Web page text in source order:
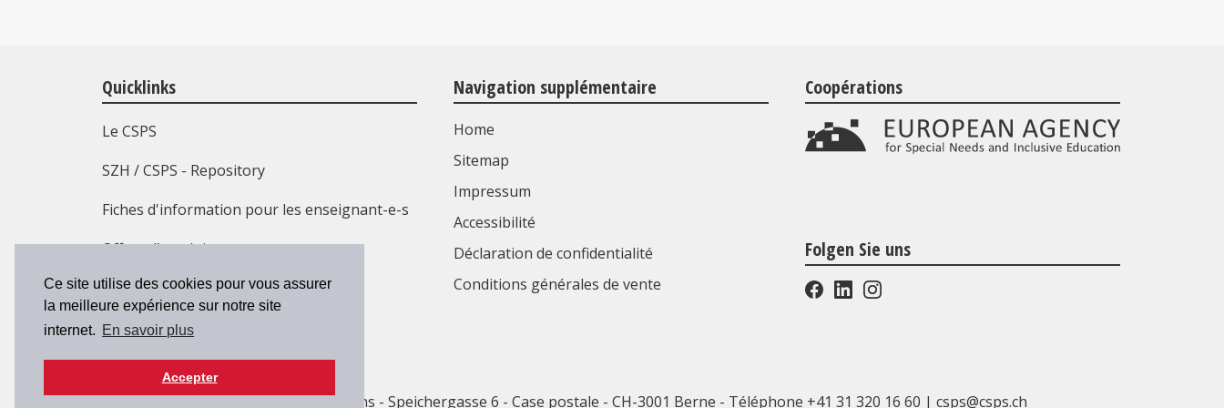
Ce site utilise des cookies pour vous assurer
la meilleure expérience sur notre site
internet. En savoir plus
Accepter
Quicklinks
Le CSPS
SZH / CSPS - Repository
Fiches d'information pour les enseignant-e-s
Offres d’emploi
Formation continue
Contact
Navigation supplémentaire
Home
Sitemap
Impressum
Accessibilité
Déclaration de confidentialité
Conditions générales de vente
Coopérations
Folgen Sie uns
© 2026 SZH/CSPS| Maison des cantons - Speichergasse 6 - Case postale - CH-3001 Berne - Téléphone +41 31 320 16 60 | csps@csps.ch